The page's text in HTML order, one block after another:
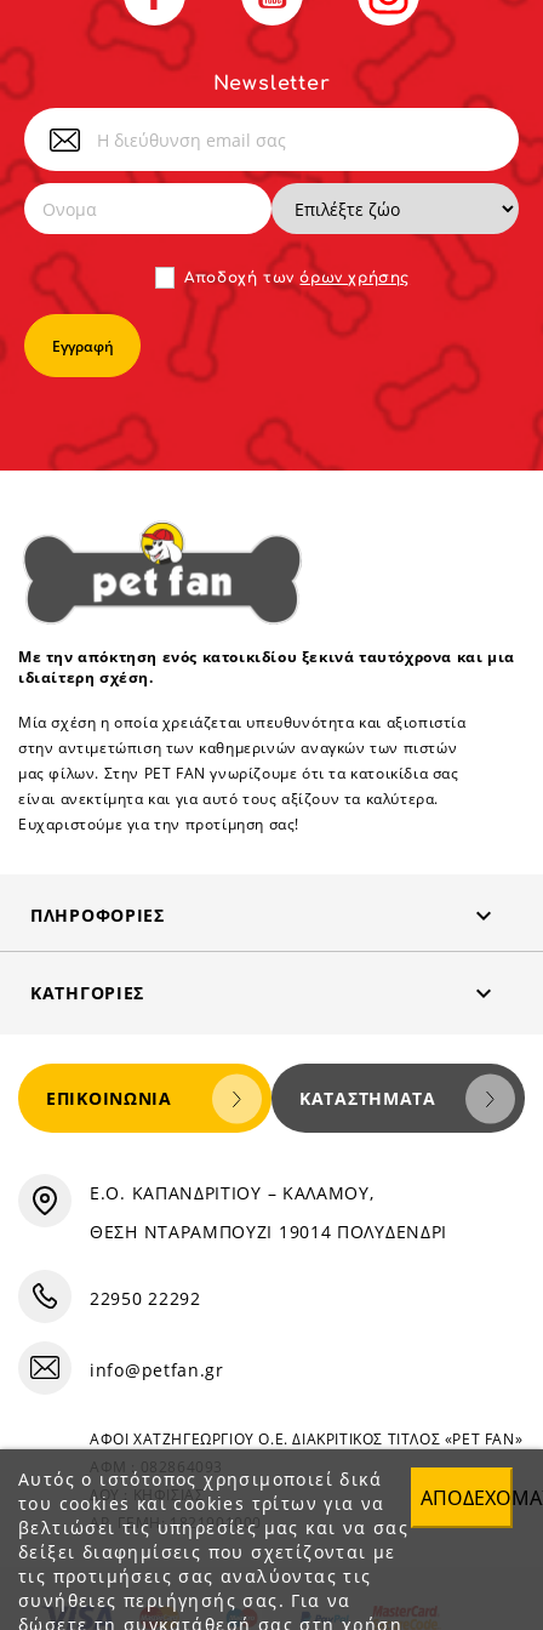
Newsletter
Αποδoχή τωνόρων χρήσης
Με την απόκτηση ενός κατοικιδίου ξεκινά ταυτόχρονα και μια
ιδιαίτερη σχέση.
Μία σχέση η οποία χρειάζεται υπευθυνότητα και αξιοπιστία
στην αντιμετώπιση των καθημερινών αναγκών των πιστών
μας φίλων. Στην PET FAN γνωρίζουμε ότι τα κατοικίδια σας
είναι ανεκτίμητα και για αυτό τους αξίζουν τα καλύτερα.
Ευχαριστούμε για την προτίμηση σας!
ΠΛΗΡΟΦΟΡΊΕΣ 
ΚΑΤΗΓΟΡΊΕΣ 
Αυτός ο ιστότοπος χρησιμοποιεί δικά
του cookies και cookies τρίτων για να
βελτιώσει τις υπηρεσίες μας και να σας
δείξει διαφημίσεις που σχετίζονται με
τις προτιμήσεις σας αναλύοντας τις
συνήθειες περιήγησής σας. Για να
δώσετε τη συγκατάθεσή σας στη χρήση
ΕΠΙΚΟΙΝΩΝΊΑ ΚΑΤΑΣΤΉΜΑΤΑ
Ε.Ο. ΚΑΠΑΝΔΡΙΤΙΟΥ – ΚΑΛΑΜΟΥ,
ΘΕΣΗ ΝΤΑΡΑΜΠΟΥΖΙ 19014 ΠΟΛΥΔΕΝΔΡΙ
22950 22292
info@petfan.gr
ΑΦΟΙ ΧΑΤΖΗΓΕΩΡΓΙΟΥ Ο.Ε. ΔΙΑΚΡΙΤΙΚΟΣ ΤΙΤΛΟΣ «PET FAN»
ΑΦΜ : 082864093
ΔΟΥ : ΚΗΦΙΣΙΑΣ
ΑΡ. ΓΕΜΗ: 1821901000